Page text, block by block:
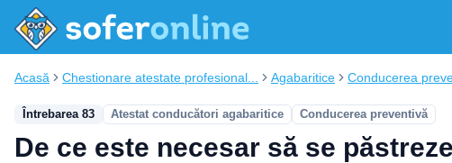
Acasă Chestionare atestate profesional... Agabaritice Conducerea
Întrebarea 83 Atestat conducători agabaritice Conducerea preventivă
De ce este necesar să se